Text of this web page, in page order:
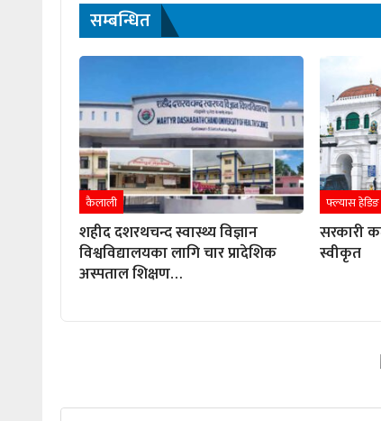
सम्बन्धित
कैलाली
शहीद दशरथचन्द स्वास्थ्य विज्ञान
विश्वविद्यालयका लागि चार प्रादेशिक
अस्पताल शिक्षण…
फ्ल्यास हेडिङ
सरकारी
स्वीकृत